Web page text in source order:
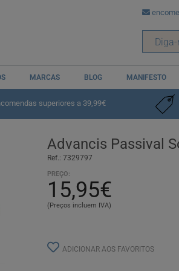
MARCAS BLOG MANIFESTO
superiores a 39,99€
Advancis Passival
Ref.: 7329797
PREÇO:
15,95€
(Preços incluem IVA)
ADICIONAR AOS FAVORITOS